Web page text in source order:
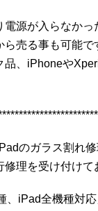
源が入らなかっ
ら売る事も可能で
品、iPhoneや
のガラス割れ
理を受け付けて
、iPad全機種対